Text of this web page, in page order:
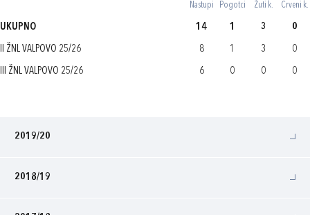
Nastupi Pogotci Žuti k. Crveni k.
UKUPNO 14 1 3 0
II ŽNL VALPOVO 25/26 8 1 3 0
III ŽNL VALPOVO 25/26 6 0 0 0
2019/20
2018/19